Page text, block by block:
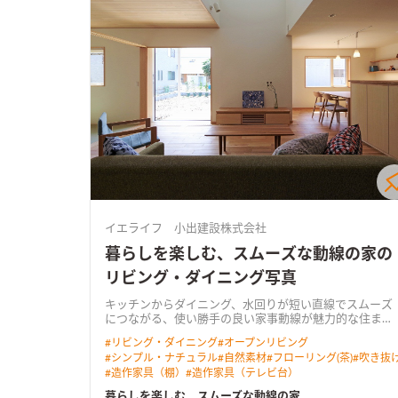
イエライフ 小出建設株式会社
暮らしを楽しむ、スムーズな動線の家の
リビング・ダイニング写真
キッチンからダイニング、水回りが短い直線でスムーズ
につながる、使い勝手の良い家事動線が魅力的な住ま
も光を取り込む明るく心地よい空間。 奥行きのあるウッ
ドデッキを介して庭へと暮らしが広がります。 リビング
に隣り合う和室はＬＤＫと一体で使える開放的なスペー
ス。 無垢の床や羽目板の天井、空間にぴったりと納めた
#リビング・ダイニング#オープンリビング
#シンプル・ナチュラル#自然素材#フローリング(茶)#吹き抜
#造作家具（棚） #造作家具（テレビ台）